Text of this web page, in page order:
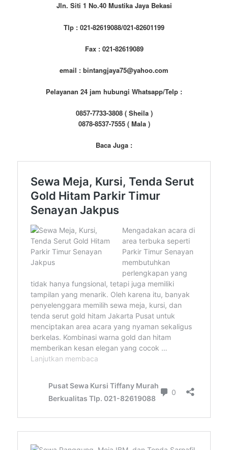
Jln. Siti 1 No.40 Mustika Jaya Bekasi
Tlp : 021-82619088/021-82601199
Fax : 021-82619089
email : bintangjaya75@yahoo.com
Pelayanan 24 jam hubungi Whatsapp/Telp :
0857-7733-3808 ( Sheila )
0878-8537-7555 ( Mala )
Baca Juga :